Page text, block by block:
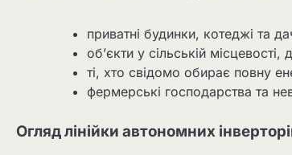
приватні будинки, котеджі та
об’єкти у сільській
ті, хто свідомо обирає повну
фермерські господарства та
Огляд лінійки автономних